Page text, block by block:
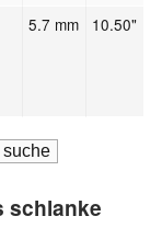
5.7 mm 10.50"
schlanke